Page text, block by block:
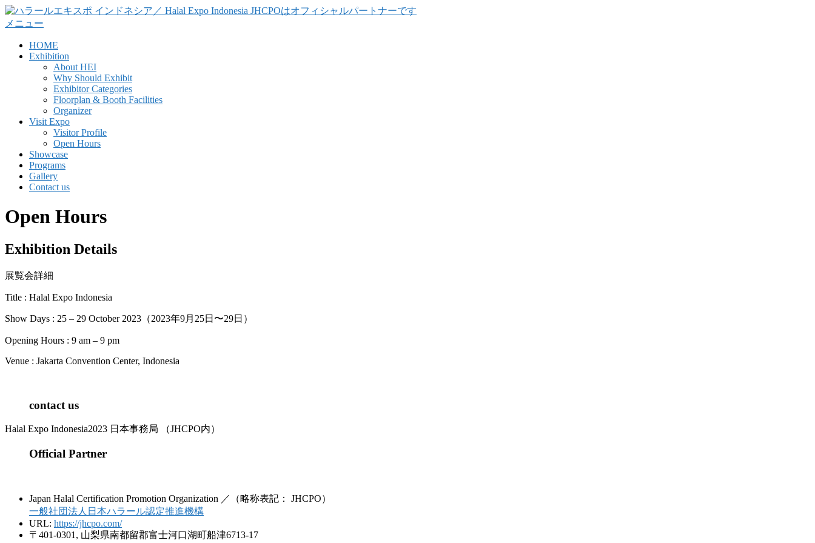
コ
ン
メニュー
HOME
Exhibition
About HEI
Why Should Exhibit
Exhibitor Categories
Floorplan & Booth Facilities
Organizer
Visit Expo
Visitor Profile
Open Hours
Showcase
Programs
Gallery
Contact us
Open Hours
Exhibition Details
展覧会詳細
Title : Halal Expo Indonesia
Show Days : 25 – 29 October 2023（2023年9月25日〜29日）
Opening Hours : 9 am – 9 pm
Venue : Jakarta Convention Center, Indonesia
contact us
Halal Expo Indonesia2023 日本事務局 （JHCPO内）
Official Partner
Japan Halal Certification Promotion Organization ／（略称表記： JHCPO）
一般社団法人日本ハラール認定推進機構
URL: https://jhcpo.com/
〒401-0301, 山梨県南都留郡富士河口湖町船津6713-17